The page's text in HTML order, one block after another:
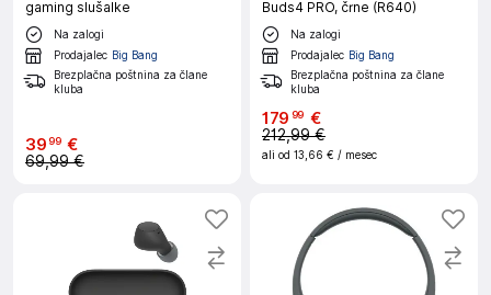
gaming slušalke
Na zalogi
Prodajalec Big Bang
Brezplačna poštnina za člane
kluba
3999 €
69,99 €
Buds4 PRO, črne (R640)
Na zalogi
Prodajalec Big Bang
Brezplačna poštnina za člane
kluba
179 99 €
212,99 €
ali od 13,66 € / mesec